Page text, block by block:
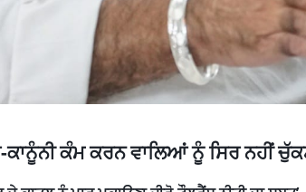
ਕੰਮ ਕਰਨ ਵਾਲਿਆਂ ਨੂੰ ਸਿਰ ਨਹੀਂ